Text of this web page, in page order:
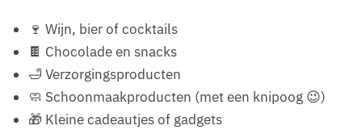
🍷 Wijn, bier of cocktails
🍫 Chocolade en snacks
🛁 Verzorgingsproducten
🧼 Schoonmaakproducten (met een knipoog 😉)
🎁 Kleine cadeautjes of gadgets